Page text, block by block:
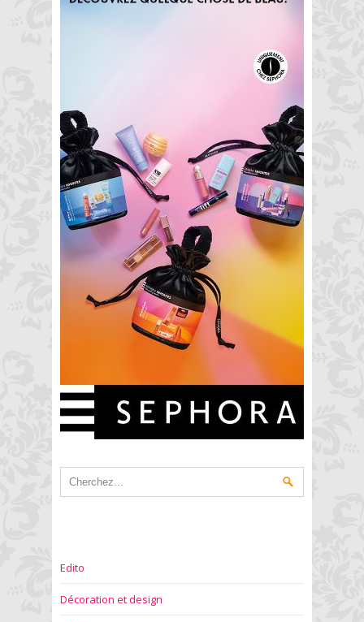
Edito
Décoration et design